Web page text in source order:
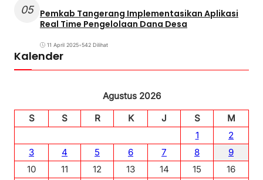
05 Pemkab Tangerang Implementasikan Aplikasi
Real Time Pengelolaan Dana Desa
11 April 2025•542 Dilihat
Kalender
Agustus 2026
S
S R K J S
M
1
2
3
4 5 6 7 8
9
10
11 12 13 14 15
16